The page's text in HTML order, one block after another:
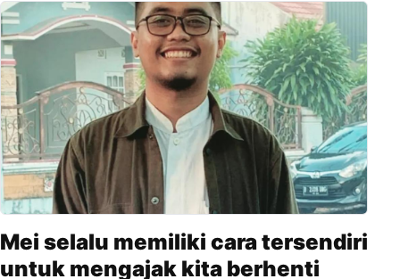
Mei selalu memiliki cara tersendiri
untuk mengajak kita berhenti